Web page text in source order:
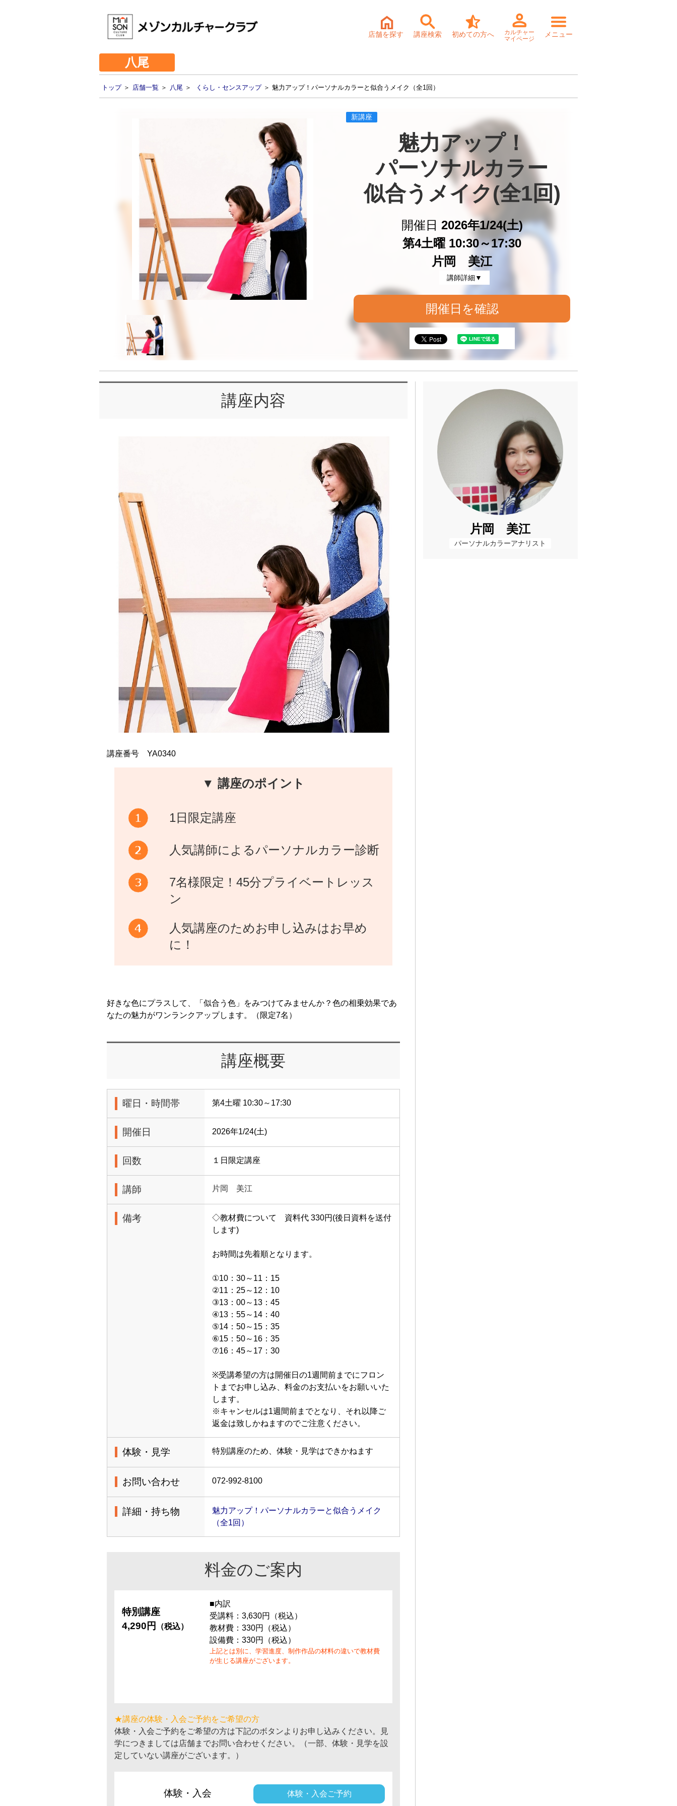
店舗を探す 講座検索 初めての方へ
カルチャー
マイページ
メニュー
八尾
トップ＞ 店舗一覧 ＞ 八尾 ＞ くらし・センスアップ＞ 魅力アップ！パーソナルカラーと似合うメイク（全1回）
新講座
魅力アップ！
パーソナルカラー
似合うメイク(全1回)
開催日 2026年1/24(土)
第4土曜 10:30～17:30
片岡 美江
講師詳細▼
開催日を確認
講座内容
講座番号 YA0340
▼ 講座のポイント
1日限定講座
人気講師によるパーソナルカラー診断
7名様限定！45分プライベートレッス
ン
人気講座のためお申し込みはお早め
に！
好きな色にプラスして、「似合う色」をみつけてみませんか？色の相乗効果であ
なたの魅力がワンランクアップします。（限定7名）
講座概要
曜日・時間帯 第4土曜 10:30～17:30
開催日 2026年1/24(土)
回数 １日限定講座
講師 片岡 美江
備考
◇教材費について 資料代 330円(後日資料を送付
します)
お時間は先着順となります。
①10：30～11：15
②11：25～12：10
③13：00～13：45
④13：55～14：40
⑤14：50～15：35
⑥15：50～16：35
⑦16：45～17：30
※受講希望の方は開催日の1週間前までにフロン
トまでお申し込み、料金のお支払いをお願いいた
します。
※キャンセルは1週間前までとなり、それ以降ご
返金は致しかねますのでご注意ください。
体験・見学 特別講座のため、体験・見学はできかねます
お問い合わせ 072-992-8100
詳細・持ち物
魅力アップ！パーソナルカラーと似合うメイク
（全1回）
料金のご案内
特別講座
4,290円
（税込）
■内訳
受講料：3,630円（税込）
教材費：330円（税込）
設備費：330円（税込）
上記とは別に、学習進度、制作作品の材料の違いで教材費
が生じる講座がございます。
★講座の体験・入会ご予約をご希望の方
体験・入会ご予約をご希望の方は下記のボタンよりお申し込みください。見
学につきましては店舗までお問い合わせください。（一部、体験・見学を設
定していない講座がございます。）
体験・入会 体験・入会ご予約
片岡 美江
パーソナルカラーアナリスト